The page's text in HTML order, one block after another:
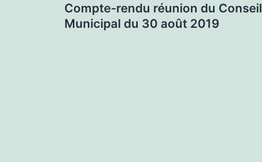
de
Compte-rendu réunion du Conseil
Municipal du 30 août 2019